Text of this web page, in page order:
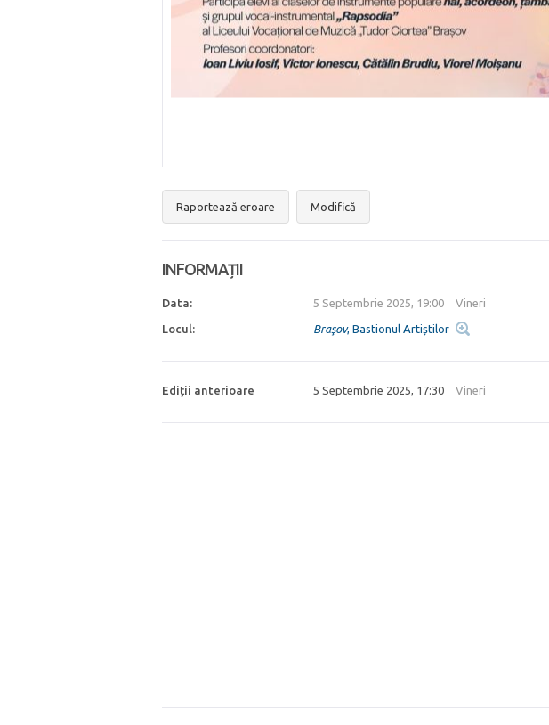
Raportează eroare Modifică
INFORMAȚII
Data: 5 Septembrie 2025, 19:00 Vineri
Locul: Braşov, Bastionul Artiștilor
Ediții anterioare 5 Septembrie 2025, 17:30 Vineri